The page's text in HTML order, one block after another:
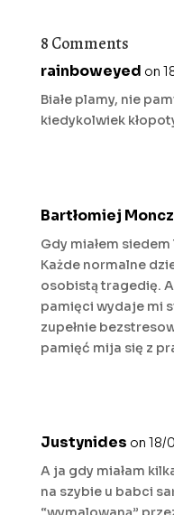
8 Comments
rainboweyed on
Białe plamy, nie
kiedykolwiek
Bartłomiej
Gdy miałem
Każde normalne
osobistą tragedię.
pamięci wydaje mi
zupełnie
pamięć mija się z
Justynides on 18/
A ja gdy miałam
na szybie u babci